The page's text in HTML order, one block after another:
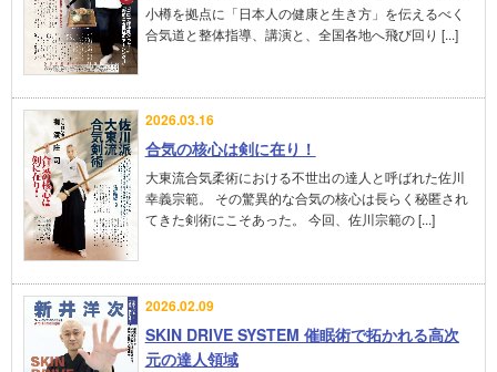
小樽を拠点に「日本人の健康と生き方」を伝えるべく
合気道と整体指導、講演と、全国各地へ飛び回り [...]
2026.03.16
合気の核心は剣に在り！
大東流合気柔術における不世出の達人と呼ばれた佐川
幸義宗範。 その驚異的な合気の核心は長らく秘匿され
てきた剣術にこそあった。 今回、佐川宗範の [...]
2026.02.09
SKIN DRIVE SYSTEM 催眠術で拓かれる高次
元の達人領域